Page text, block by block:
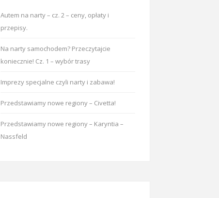
Autem na narty – cz. 2 – ceny, opłaty i
przepisy.
Na narty samochodem? Przeczytajcie
koniecznie! Cz. 1 – wybór trasy
Imprezy specjalne czyli narty i zabawa!
Przedstawiamy nowe regiony – Civetta!
Przedstawiamy nowe regiony – Karyntia –
Nassfeld